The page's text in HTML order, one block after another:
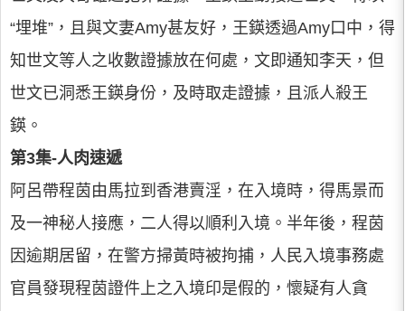
“埋堆”，且與文妻Amy甚友好，王鍈透過Amy口中，得
知世文等人之收數證據放在何處，文即通知李天，但
世文已洞悉王鍈身份，及時取走證據，且派人殺王
鍈。
第3集-人肉速遞
阿呂帶程茵由馬拉到香港賣淫，在入境時，得馬景而
及一神秘人接應，二人得以順利入境。半年後，程茵
因逾期居留，在警方掃黃時被拘捕，人民入境事務處
官員發現程茵證件上之入境印是假的，懷疑有人貪